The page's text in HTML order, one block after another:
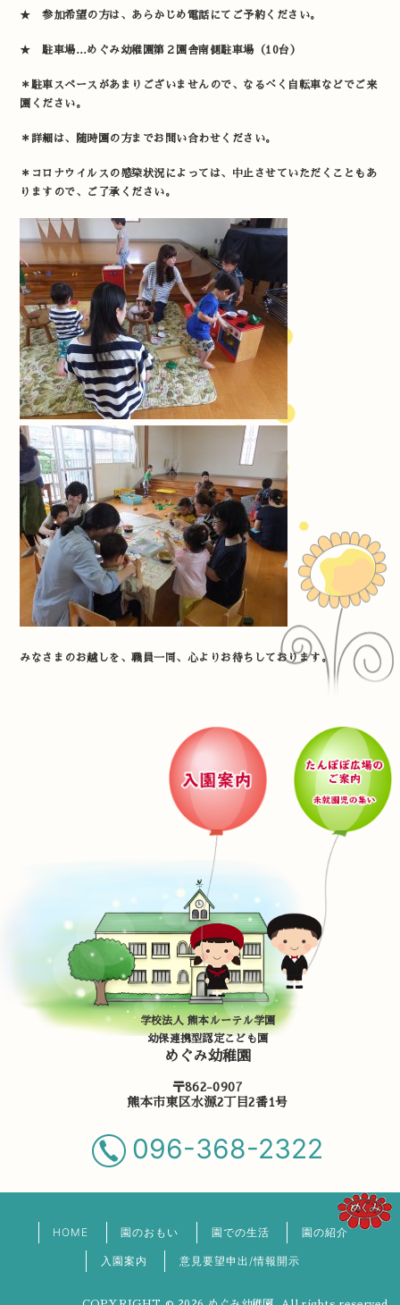
★ 参加希望の方は、あらかじめ電話にてご予約ください。
★ 駐車場…めぐみ幼稚園第２園舎南側駐車場（10台）
＊駐車スペースがあまりございませんので、なるべく自転車などでご来
園ください。
＊詳細は、随時園の方までお問い合わせください。
＊コロナウイルスの感染状況によっては、中止させていただくこともあ
りますので、ご了承ください。
みなさまのお越しを、職員一同、心よりお待ちしております。
学校法人 熊本ルーテル学園
幼保連携型認定こども園
めぐみ幼稚園
〒862-0907
熊本市東区水源2丁目2番1号
096-368-2322
HOME 園のおもい 園での生活 園の紹介
入園案内 意見要望申出/情報開示